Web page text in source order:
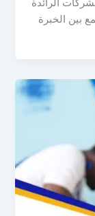
الرائدة
بين الخبرة